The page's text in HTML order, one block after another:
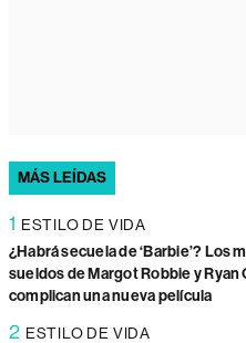
MÁS LEÍDAS
1 ESTILO DE VIDA
¿Habrá secuela de ‘Barbie’? Los
sueldos de Margot Robbie y Ryan
complican una nueva película
2 ESTILO DE VIDA